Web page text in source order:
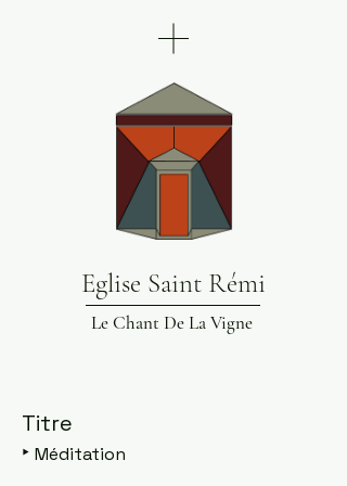
Eglise Saint Rémi
Le Chant De La Vigne
Titre
‣ Méditation